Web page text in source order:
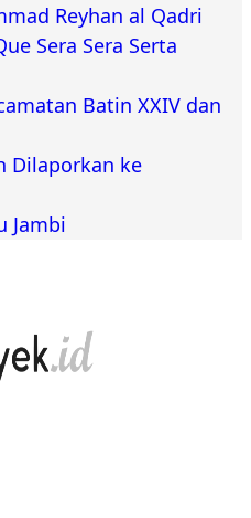
Reyhan al Qadri
Sera Sera Serta
Batin XXIV dan
Dilaporkan ke
Jambi